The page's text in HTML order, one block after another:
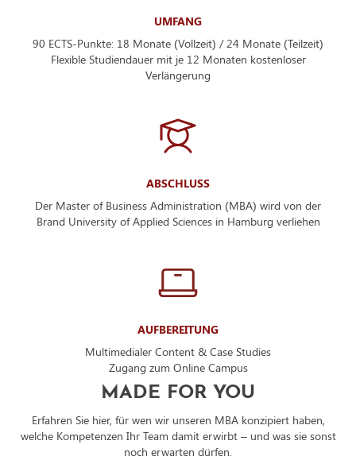
UMFANG
90 ECTS-Punkte: 18 Monate (Vollzeit) / 24 Monate (Teilzeit)
Flexible Studiendauer mit je 12 Monaten kostenloser
Verlängerung
ABSCHLUSS
Der Master of Business Administration (MBA) wird von der
Brand University of Applied Sciences in Hamburg verliehen
AUFBEREITUNG
Multimedialer Content & Case Studies
Zugang zum Online Campus
MADE FOR YOU
Erfahren Sie hier, für wen wir unseren MBA konzipiert haben,
welche Kompetenzen Ihr Team damit erwirbt – und was sie sonst
noch erwarten dürfen.